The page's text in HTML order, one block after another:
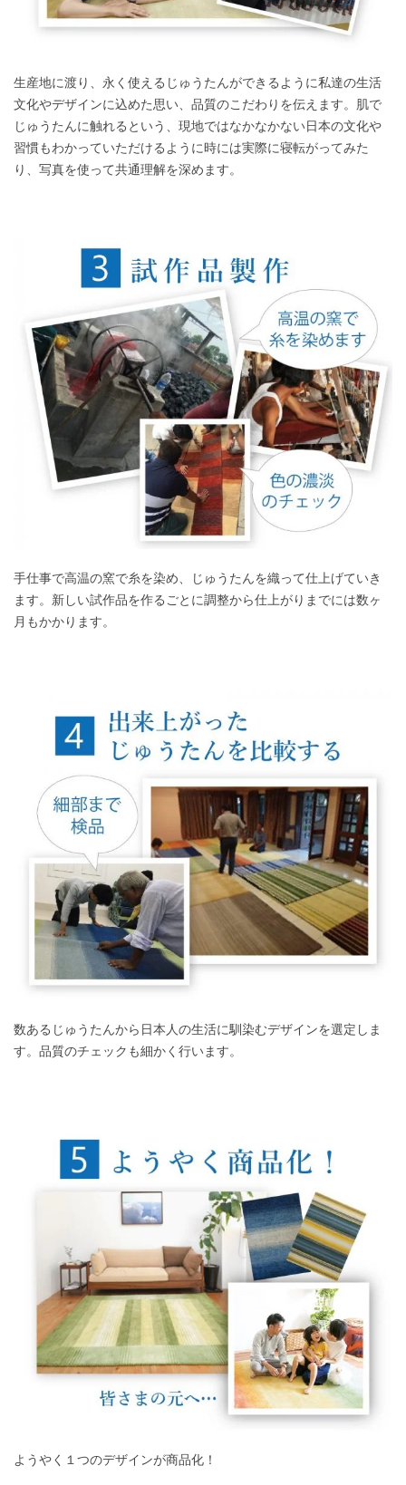
生産地に渡り、永く使えるじゅうたんができるように私達の生活
文化やデザインに込めた思い、品質のこだわりを伝えます。肌で
じゅうたんに触れるという、現地ではなかなかない日本の文化や
習慣もわかっていただけるように時には実際に寝転がってみた
り、写真を使って共通理解を深めます。
手仕事で高温の窯で糸を染め、じゅうたんを織って仕上げていき
ます。新しい試作品を作るごとに調整から仕上がりまでには数ヶ
月もかかります。
数あるじゅうたんから日本人の生活に馴染むデザインを選定しま
す。品質のチェックも細かく行います。
ようやく１つのデザインが商品化！